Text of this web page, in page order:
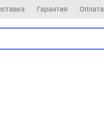
Гарантия Оплата